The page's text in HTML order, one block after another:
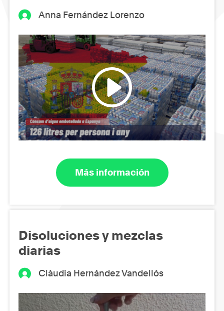
Anna Fernández Lorenzo
Más información
Disoluciones y mezclas
diarias
Clàudia Hernández Vandellós